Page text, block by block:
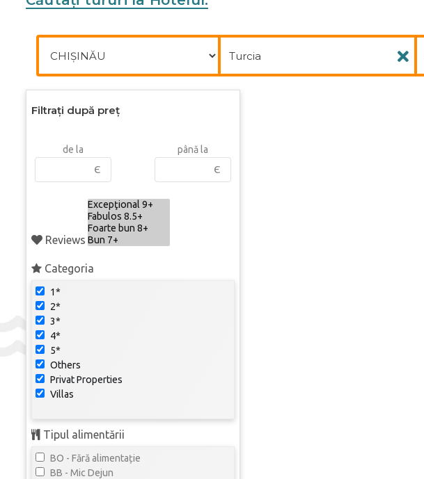
Filtrați după preț
de la
Є
până la
Є
Reviews
Categoria
1*
2*
3*
4*
5*
Others
Privat Properties
Villas
Tipul alimentării
BO - Fără alimentație
BB - Mic Dejun